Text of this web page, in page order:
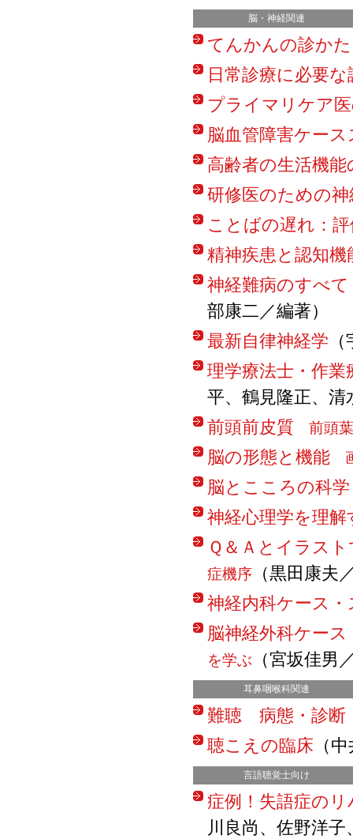
脳・神経関連
てんかんの診かた
日常診療に必要
プライマリケア
脳血管障害ケー
高齢者の生活機能
研修医のための
ことばの遅れ：
精神疾患と認知機
神経難病のすべ
部康二／編著）
最新自律神経学
理学療法士・作
平、鶴見隆正、清
前頭前皮質 前頭葉
脳の形態と機能
脳とこころの科学
神経心理学を理
Ｑ＆Ａとイラス
症機序 （黒田康夫
神経内科ケース
脳神経外科ケー
を学ぶ （宮坂佳男
耳鼻咽喉科関連
難聴 病態・診断
聴こえの臨床 （
言語聴覚士向け
症例！失語症の
川良尚、佐野洋